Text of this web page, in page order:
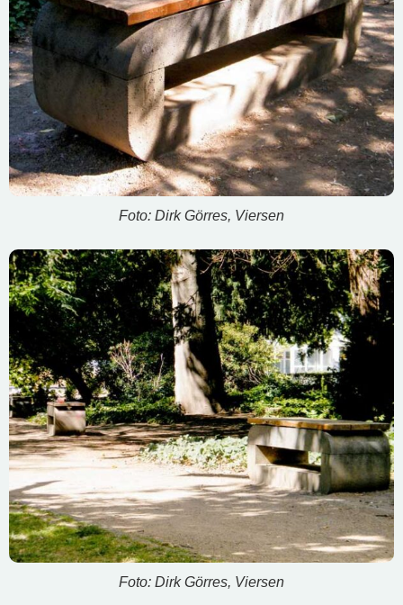
Foto: Dirk Görres, Viersen
Foto: Dirk Görres, Viersen